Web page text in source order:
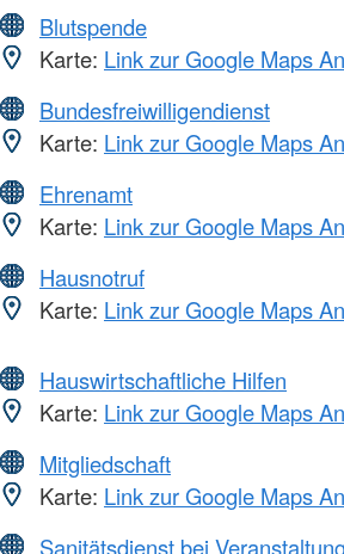
Blutspende
Karte: Link zur Google Maps
Bundesfreiwilligendienst
Karte: Link zur Google Maps
Ehrenamt
Karte: Link zur Google Maps
Hausnotruf
Karte: Link zur Google Maps
Hauswirtschaftliche Hilfen
Karte: Link zur Google Maps
Mitgliedschaft
Karte: Link zur Google Maps
Sanitätsdienst bei